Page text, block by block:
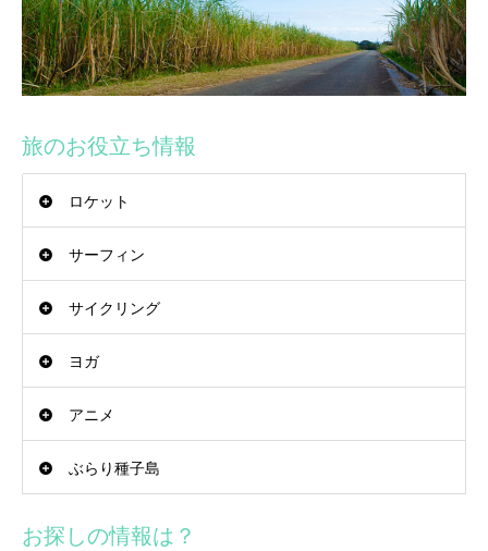
旅のお役立ち情報
ロケット
サーフィン
サイクリング
ヨガ
アニメ
ぶらり種子島
お探しの情報は？